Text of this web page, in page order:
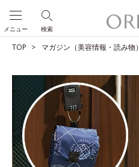
検索
メニュー
TOP マガジン（美容情報・読み物）